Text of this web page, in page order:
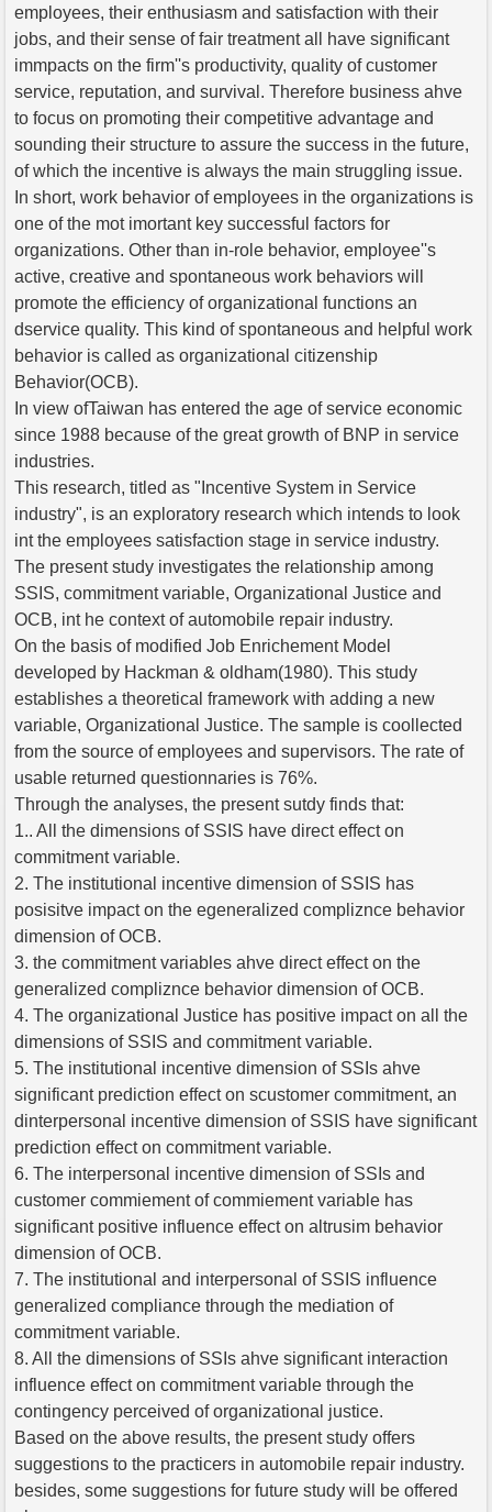
employees, their enthusiasm and satisfaction with their
jobs, and their sense of fair treatment all have significant
immpacts on the firm''s productivity, quality of customer
service, reputation, and survival. Therefore business ahve
to focus on promoting their competitive advantage and
sounding their structure to assure the success in the future,
of which the incentive is always the main struggling issue.
In short, work behavior of employees in the organizations is
one of the mot imortant key successful factors for
organizations. Other than in-role behavior, employee''s
active, creative and spontaneous work behaviors will
promote the efficiency of organizational functions an
dservice quality. This kind of spontaneous and helpful work
behavior is called as organizational citizenship
Behavior(OCB).
In view ofTaiwan has entered the age of service economic
since 1988 because of the great growth of BNP in service
industries.
This research, titled as "Incentive System in Service
industry", is an exploratory research which intends to look
int the employees satisfaction stage in service industry.
The present study investigates the relationship among
SSIS, commitment variable, Organizational Justice and
OCB, int he context of automobile repair industry.
On the basis of modified Job Enrichement Model
developed by Hackman & oldham(1980). This study
establishes a theoretical framework with adding a new
variable, Organizational Justice. The sample is coollected
from the source of employees and supervisors. The rate of
usable returned questionnaries is 76%.
Through the analyses, the present sutdy finds that:
1.. All the dimensions of SSIS have direct effect on
commitment variable.
2. The institutional incentive dimension of SSIS has
posisitve impact on the egeneralized compliznce behavior
dimension of OCB.
3. the commitment variables ahve direct effect on the
generalized compliznce behavior dimension of OCB.
4. The organizational Justice has positive impact on all the
dimensions of SSIS and commitment variable.
5. The institutional incentive dimension of SSIs ahve
significant prediction effect on scustomer commitment, an
dinterpersonal incentive dimension of SSIS have significant
prediction effect on commitment variable.
6. The interpersonal incentive dimension of SSIs and
customer commiement of commiement variable has
significant positive influence effect on altrusim behavior
dimension of OCB.
7. The institutional and interpersonal of SSIS influence
generalized compliance through the mediation of
commitment variable.
8. All the dimensions of SSIs ahve significant interaction
influence effect on commitment variable through the
contingency perceived of organizational justice.
Based on the above results, the present study offers
suggestions to the practicers in automobile repair industry.
besides, some suggestions for future study will be offered